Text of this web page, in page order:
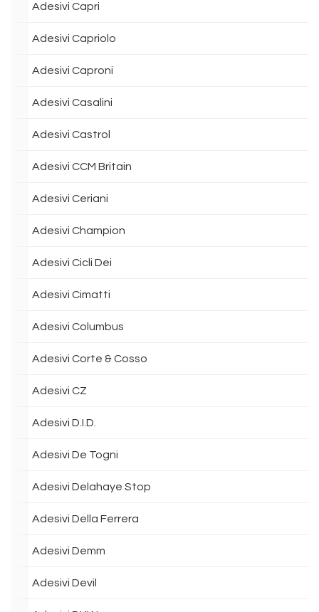
Adesivi Capri
Adesivi Capriolo
Adesivi Caproni
Adesivi Casalini
Adesivi Castrol
Adesivi CCM Britain
Adesivi Ceriani
Adesivi Champion
Adesivi Cicli Dei
Adesivi Cimatti
Adesivi Columbus
Adesivi Corte & Cosso
Adesivi CZ
Adesivi D.I.D.
Adesivi De Togni
Adesivi Delahaye Stop
Adesivi Della Ferrera
Adesivi Demm
Adesivi Devil